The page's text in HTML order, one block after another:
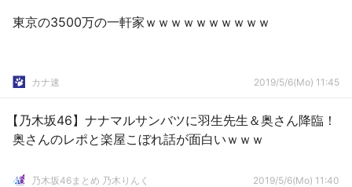
東京の3500万の一軒家ｗｗｗｗｗｗｗｗｗｗ
カナ速 2019/5/6(Mo) 11:45
【乃木坂46】ナナマルサンバツに羽生先生＆奥さん降臨！
奥さんのレポと楽屋こぼれ話が面白いｗｗｗ
乃木坂46まとめ 乃木りんく 2019/5/6(Mo) 11:40